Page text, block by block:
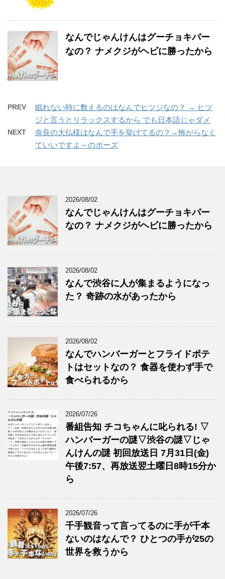
なんでじゃんけんはグーチョキパー
なの？ ナメクジがヘビに勝ったから
PREV
眠れない時に数えるのはなんでヒツジなの？ → ヒツ
ジと言うとリラックスするから でも日本語じゃダメ
NEXT
奈良の大仏様はなんで手を挙げてるの？→怖がらなく
ていいですよ～のポーズ
2026/08/02
なんでじゃんけんはグーチョキパー
なの？ ナメクジがヘビに勝ったから
2026/08/02
なんで渋谷に人が集まるようになっ
た？ 奇跡の水があったから
2026/08/02
なんでハンバーガーとフライドポテ
トはセットなの？ 食器を使わず手で
食べられるから
2026/07/26
番組告知 チコちゃんに叱られる! ▽
ハンバーガーの謎▽渋谷の謎▽じゃ
んけんの謎 初回放送日 7月31日(金)
午後7:57、再放送翌土曜日8時15分か
ら
2026/07/26
千手観音って言ってるのに手が千本
ないのはなんで？ ひとつの手が25の
世界を救うから